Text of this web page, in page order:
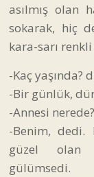
asılmış olan
sokarak, hiç
kara-sarı
-Kaç yaşında?
-Bir günlük,
-Annesi nerede?
-Benim, dedi.
güzel olan
gülümsedi.